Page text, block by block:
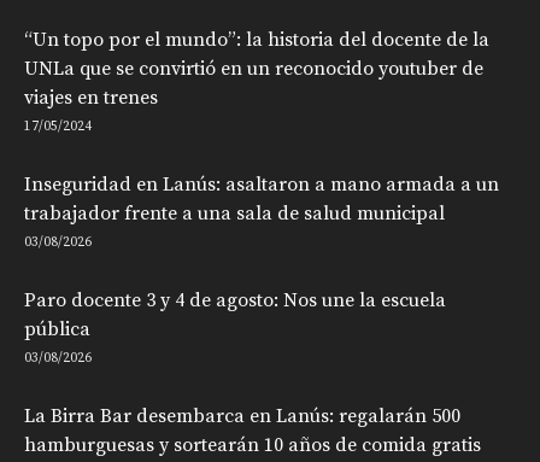
“Un topo por el mundo”: la historia del docente de la
UNLa que se convirtió en un reconocido youtuber de
viajes en trenes
17/05/2024
Inseguridad en Lanús: asaltaron a mano armada a un
trabajador frente a una sala de salud municipal
03/08/2026
Paro docente 3 y 4 de agosto: Nos une la escuela
pública
03/08/2026
La Birra Bar desembarca en Lanús: regalarán 500
hamburguesas y sortearán 10 años de comida gratis